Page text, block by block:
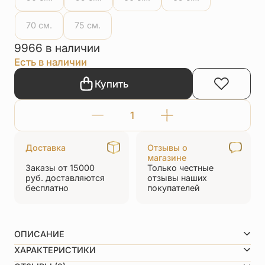
70 см. 75 см.
9966 в наличии
Есть в наличии
Купить
Количество
Шнурок
шею
Доставка
Заказы от 15000
руб. доставляются
бесплатно
Отзывы о
магазине
Только честные
отзывы наших
покупателей
ОПИСАНИЕ
Как определить нужную длину шнурка? Вот вам
подсказка:
ХАРАКТЕРИСТИКИ